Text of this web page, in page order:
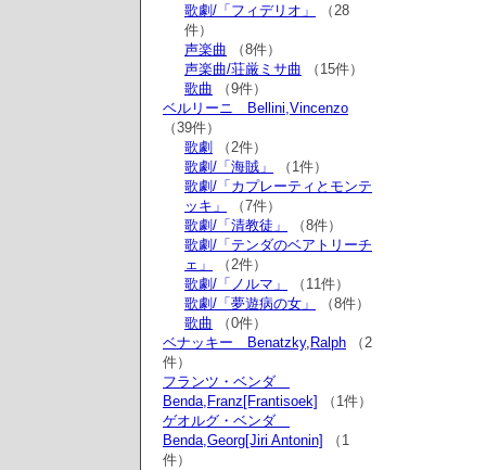
歌劇/「フィデリオ」
（28
件）
声楽曲 （8件）
声楽曲/荘厳ミサ曲 （15件）
歌曲 （9件）
ベルリーニ Bellini,Vincenzo
（39件）
歌劇
（2件）
歌劇/「海賊」
（1件）
歌劇/「カプレーティとモンテ
ッキ」
（7件）
歌劇/「清教徒」
（8件）
歌劇/「テンダのベアトリーチ
ェ」
（2件）
歌劇/「ノルマ」
（11件）
歌劇/「夢遊病の女」
（8件）
歌曲 （0件）
ベナッキー Benatzky,Ralph （2
件）
フランツ・ベンダ
Benda,Franz[Frantisoek]
（1件）
ゲオルグ・ベンダ
Benda,Georg[Jiri Antonin]
（1
件）